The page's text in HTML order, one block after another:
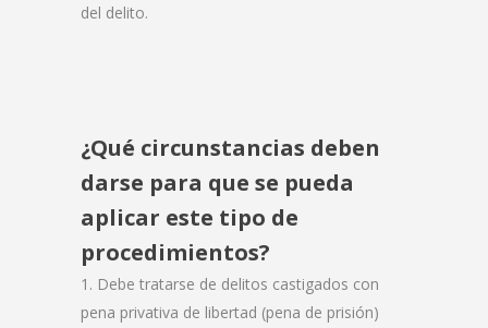
del delito.
¿Qué circunstancias deben
darse para que se pueda
aplicar este tipo de
procedimientos?
1. Debe tratarse de delitos castigados con
pena privativa de libertad (pena de prisión)